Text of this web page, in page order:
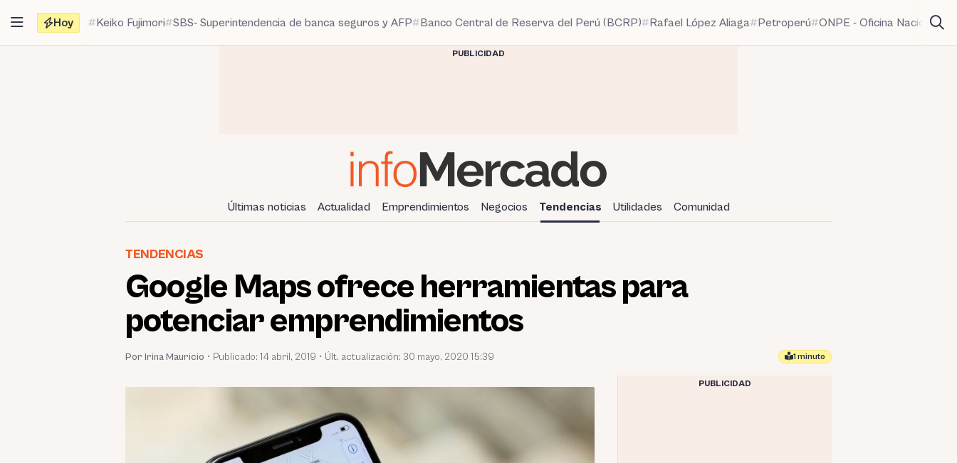
contenido
Hoy Keiko Fujimori SBS- Superintendencia de banca seguros y AFP Banco Central de Reserva del Perú (BCRP) Rafael López Aliaga Petroperú ONPE - Oficina Nacional
PUBLICIDAD
Últimas noticias Actualidad Emprendimientos Negocios Tendencias Utilidades Comunidad
TENDENCIAS
Google Maps ofrece herramientas para
potenciar emprendimientos
Por Irina Mauricio • Publicado: 14 abril, 2019 • Últ. actualización: 30 mayo, 2020 15:39 1 minuto
PUBLICIDAD